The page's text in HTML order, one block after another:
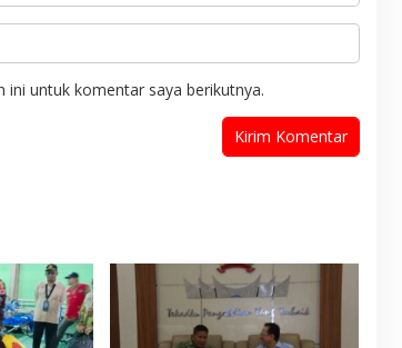
ini untuk komentar saya berikutnya.